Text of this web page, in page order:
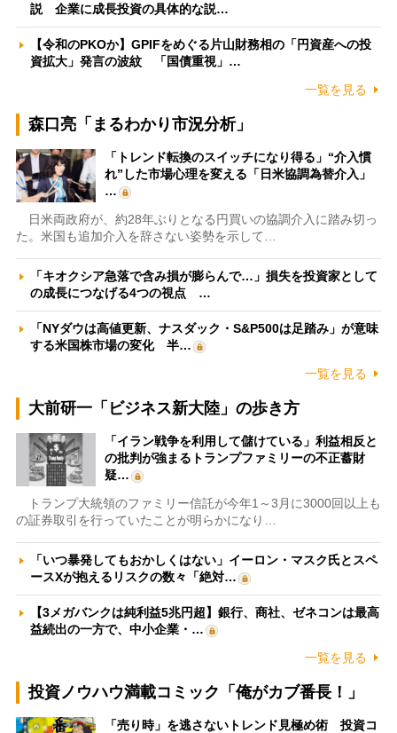
説 企業に成長投資の具体的な説…
【令和のPKOか】GPIFをめぐる片山財務相の「円資産への投
資拡大」発言の波紋 「国債重視」…
一覧を見る
森口亮「まるわかり市況分析」
「トレンド転換のスイッチになり得る」“介入慣
れ”した市場心理を変える「日米協調為替介入」
…
日米両政府が、約28年ぶりとなる円買いの協調介入に踏み切っ
た。米国も追加介入を辞さない姿勢を示して…
「キオクシア急落で含み損が膨らんで…」損失を投資家として
の成長につなげる4つの視点 …
「NYダウは高値更新、ナスダック・S&P500は足踏み」が意味
する米国株市場の変化 半…
一覧を見る
大前研一「ビジネス新大陸」の歩き方
「イラン戦争を利用して儲けている」利益相反と
の批判が強まるトランプファミリーの不正蓄財
疑…
トランプ大統領のファミリー信託が今年1～3月に3000回以上も
の証券取引を行っていたことが明らかになり…
「いつ暴発してもおかしくはない」イーロン・マスク氏とスペ
ースXが抱えるリスクの数々「絶対…
【3メガバンクは純利益5兆円超】銀行、商社、ゼネコンは最高
益続出の一方で、中小企業・…
一覧を見る
投資ノウハウ満載コミック「俺がカブ番長！」
「売り時」を逃さないトレンド見極め術 投資コ